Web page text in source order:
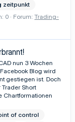
zeitpunkt
0 Forum: Trading-
nun 3 Wochen
Blog wird
gestiegen ist. Doch
Short
Chartformationen
of control